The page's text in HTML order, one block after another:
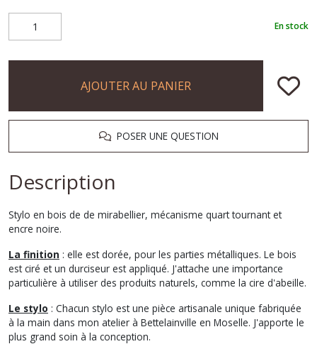
En stock
AJOUTER AU PANIER
POSER UNE QUESTION
Description
Stylo en bois de de mirabellier, mécanisme quart tournant et
encre noire.
La finition : elle est dorée, pour les parties métalliques. Le bois
est ciré et un durciseur est appliqué. J'attache une importance
particulière à utiliser des produits naturels, comme la cire d'abeille.
Le stylo : Chacun stylo est une pièce artisanale unique fabriquée
à la main dans mon atelier à Bettelainville en Moselle. J'apporte le
plus grand soin à la conception.